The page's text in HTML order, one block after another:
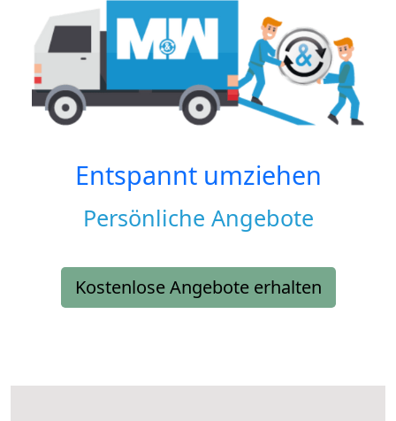
Entspannt umziehen
Persönliche Angebote
Kostenlose Angebote erhalten